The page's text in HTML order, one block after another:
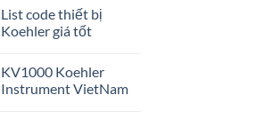
List code thiết bị
Koehler giá tốt
KV1000 Koehler
Instrument VietNam